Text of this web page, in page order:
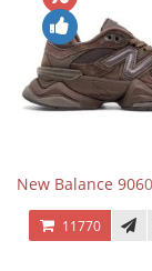
New Balance
11770